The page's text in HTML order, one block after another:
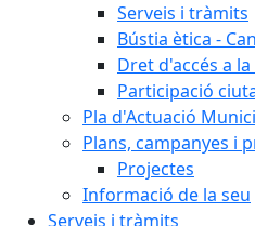
Serveis i tràmits
Bústia ètica -
Dret d'accés a
Participació
Pla d'Actuació
Plans, campanyes i
Projectes
Informació de la seu
Serveis i tràmits